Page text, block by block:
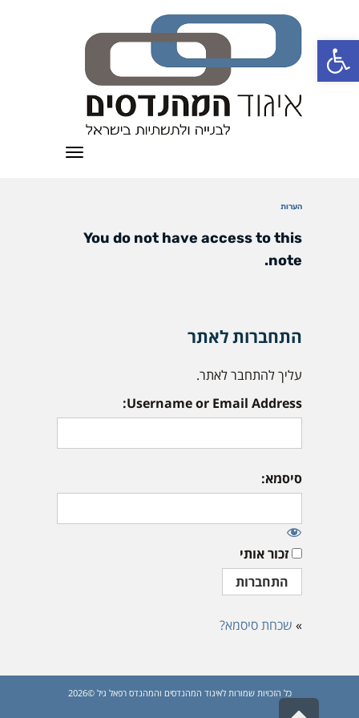
פתח סרגל נגישות
תפריט
הערות
You do not have access to this
note.
התחברות לאתר
עליך להתחבר לאתר.
Username or Email Address:
סיסמא:
זכור אותי
» שכחת סיסמא?
כל הזכויות שמורות לאיגוד המהנדסים והמהנדס רפאל גיל ©2026